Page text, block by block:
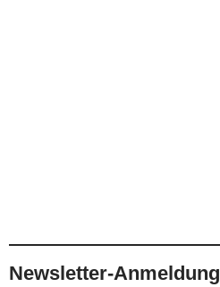
Newsletter-Anmeldung